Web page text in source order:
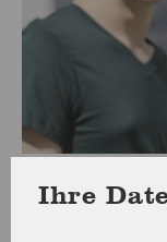
Exercise
Ihre